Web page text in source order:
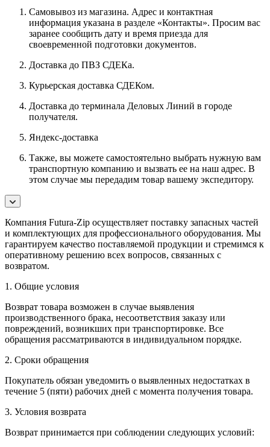
Самовывоз из магазина. Адрес и контактная
информация указана в разделе «Контакты». Просим вас
заранее сообщить дату и время приезда для
своевременной подготовки документов.
Доставка до ПВЗ СДЕКа.
Курьерская доставка СДЕКом.
Доставка до терминала Деловых Линий в городе
получателя.
Яндекс-доставка
Также, вы можете самостоятельно выбрать нужную вам
транспортную компанию и вызвать ее на наш адрес. В
этом случае мы передадим товар вашему экспедитору.
Компания Futura-Zip осуществляет поставку запасных частей
и комплектующих для профессионального оборудования. Мы
гарантируем качество поставляемой продукции и стремимся к
оперативному решению всех вопросов, связанных с
возвратом.
1. Общие условия
Возврат товара возможен в случае выявления
производственного брака, несоответствия заказу или
повреждений, возникших при транспортировке. Все
обращения рассматриваются в индивидуальном порядке.
2. Сроки обращения
Покупатель обязан уведомить о выявленных недостатках в
течение 5 (пяти) рабочих дней с момента получения товара.
3. Условия возврата
Возврат принимается при соблюдении следующих условий: